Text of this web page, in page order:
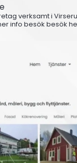
verksamt i
info besök besök